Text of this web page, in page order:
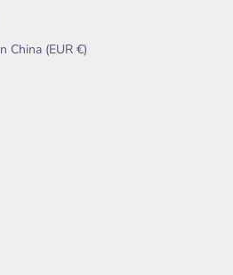
China (EUR €)